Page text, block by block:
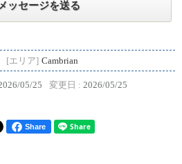
メッセージを送る
[エリア] Cambrian
05/25 変更日 : 2026/05/25
Share